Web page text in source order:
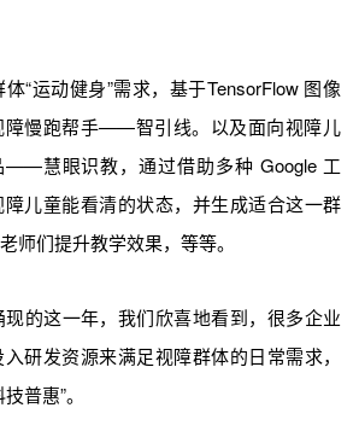
“运动健身”需求，基于TensorFlow 图像
障慢跑帮手——智引线。以及面向视障儿
——慧眼识教，通过借助多种 Google 工
儿童能看清的状态，并生成适合这一群
师们提升教学效果，等等。
的这一年，我们欣喜地看到，很多企业
研发资源来满足视障群体的日常需求，
普惠”。